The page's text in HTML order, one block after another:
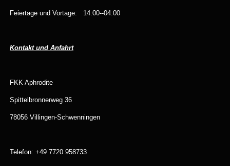
Feiertage und Vortage: 14:00--04:00
Kontakt und Anfahrt
FKK Aphrodite
Spittelbronnerweg 36
78056 Villingen-Schwenningen
Telefon: +49 7720 958733